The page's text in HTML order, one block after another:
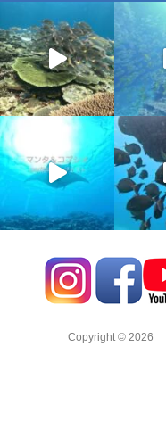
Copyright © 2026